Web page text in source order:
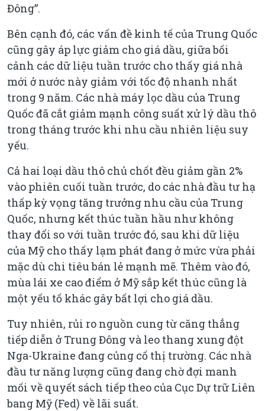
Đông”.
Bên cạnh đó, các vấn đề kinh tế của Trung Quốc
cũng gây áp lực giảm cho giá dầu, giữa bối
cảnh các dữ liệu tuần trước cho thấy giá nhà
mới ở nước này giảm với tốc độ nhanh nhất
trong 9 năm. Các nhà máy lọc dầu của Trung
Quốc đã cắt giảm mạnh công suất xử lý dầu thô
trong tháng trước khi nhu cầu nhiên liệu suy
yếu.
Cả hai loại dầu thô chủ chốt đều giảm gần 2%
vào phiên cuối tuần trước, do các nhà đầu tư hạ
thấp kỳ vọng tăng trưởng nhu cầu của Trung
Quốc, nhưng kết thúc tuần hầu như không
thay đổi so với tuần trước đó, sau khi dữ liệu
của Mỹ cho thấy lạm phát đang ở mức vừa phải
mặc dù chi tiêu bán lẻ mạnh mẽ. Thêm vào đó,
mùa lái xe cao điểm ở Mỹ sắp kết thúc cũng là
một yếu tố khác gây bất lợi cho giá dầu.
Tuy nhiên, rủi ro nguồn cung từ căng thẳng
tiếp diễn ở Trung Đông và leo thang xung đột
Nga-Ukraine đang củng cố thị trường. Các nhà
đầu tư năng lượng cũng đang chờ đợi manh
mối về quyết sách tiếp theo của Cục Dự trữ Liên
bang Mỹ (Fed) về lãi suất.